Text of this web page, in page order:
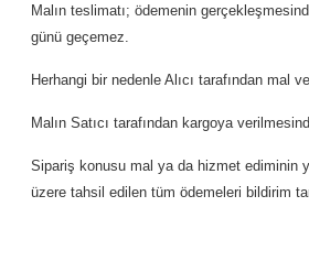
Malın teslimatı; ödemenin
günü geçemez.
Herhangi bir nedenle Alıcı tarafından mal
Malın Satıcı tarafından kargoya
Sipariş konusu mal ya da hizmet ediminin
üzere tahsil edilen tüm ödemeleri bildirim